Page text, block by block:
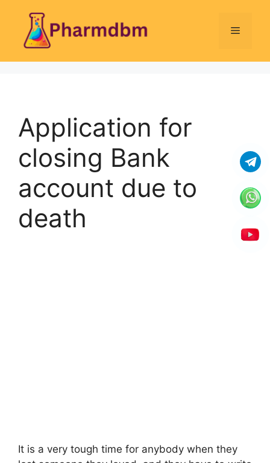
content
Menu
Application for
closing Bank
account due to
death
It is a very tough time for anybody when they